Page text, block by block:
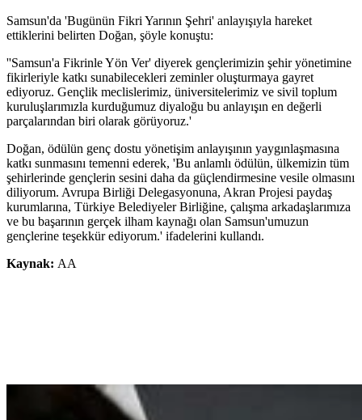
Samsun'da 'Bugünün Fikri Yarının Şehri' anlayışıyla hareket
ettiklerini belirten Doğan, şöyle konuştu:
''Samsun'a Fikrinle Yön Ver' diyerek gençlerimizin şehir yönetimine
fikirleriyle katkı sunabilecekleri zeminler oluşturmaya gayret
ediyoruz. Gençlik meclislerimiz, üniversitelerimiz ve sivil toplum
kuruluşlarımızla kurduğumuz diyaloğu bu anlayışın en değerli
parçalarından biri olarak görüyoruz.'
Doğan, ödülün genç dostu yönetişim anlayışının yaygınlaşmasına
katkı sunmasını temenni ederek, 'Bu anlamlı ödülün, ülkemizin tüm
şehirlerinde gençlerin sesini daha da güçlendirmesine vesile olmasını
diliyorum. Avrupa Birliği Delegasyonuna, Akran Projesi paydaş
kurumlarına, Türkiye Belediyeler Birliğine, çalışma arkadaşlarımıza
ve bu başarının gerçek ilham kaynağı olan Samsun'umuzun
gençlerine teşekkür ediyorum.' ifadelerini kullandı.
Kaynak: AA